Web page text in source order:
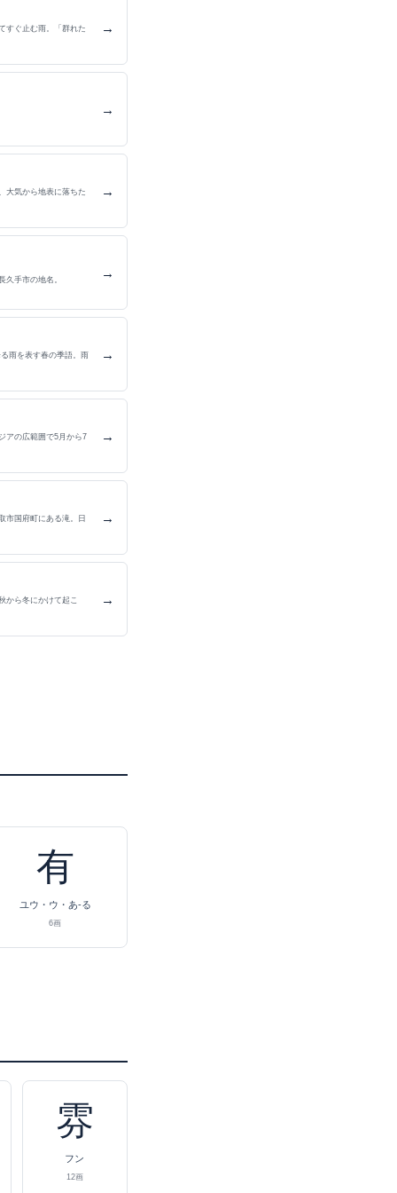
すぐ止む雨。「群れた →
→
大気から地表に落ちた →
久手市の地名。 →
→
アの広範囲で5月から7 →
市国府町にある滝。日 →
から冬にかけて起こ →
有
ユウ・ウ・あ-る
6画
雰
フン
12画